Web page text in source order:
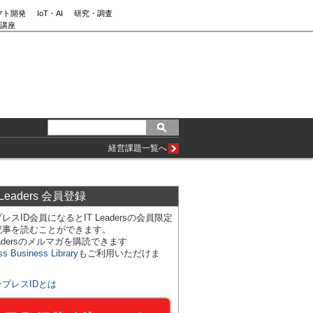
ト開発 IoT・AI
研究・調査
座
経営課題一覧へ
会員登録
スID会員になるとIT Leadersの会員限定
を読むことができます。
のメルマガを購読できます
Business Libraryもご利用いただけま
プレスIDとは